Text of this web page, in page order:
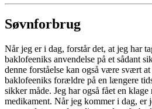
Søvnforbrug
Når jeg er i dag, forstår det, at jeg har
baklofeeniks anvendelse på et sådant
denne forståelse kan også være svært
baklofeeniks forældre på en længere
sikker måde. Jeg har også fået en
medikament. Når jeg kommer i dag, er